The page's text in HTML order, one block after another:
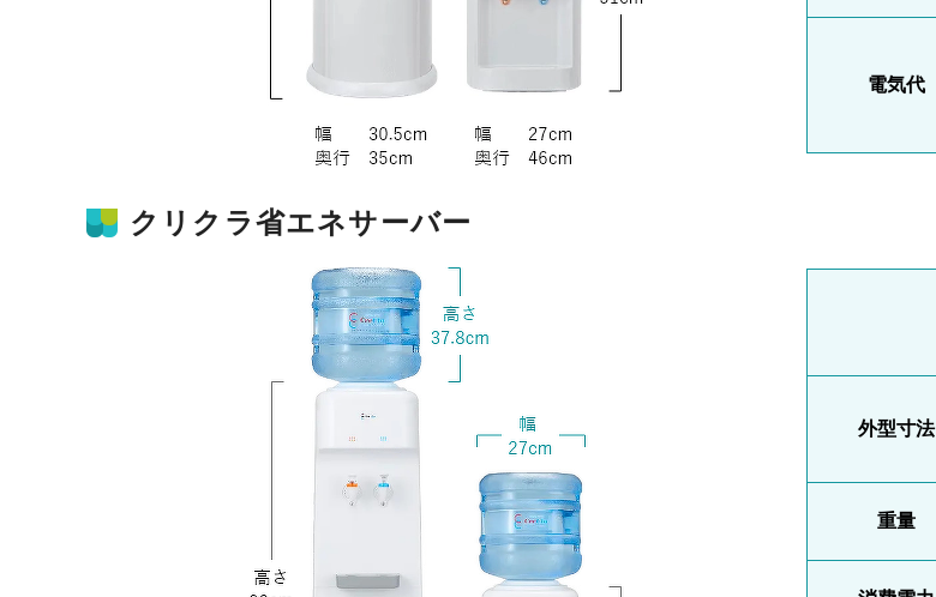
電気代
クリクラ省エネサーバー
外型寸法
重量